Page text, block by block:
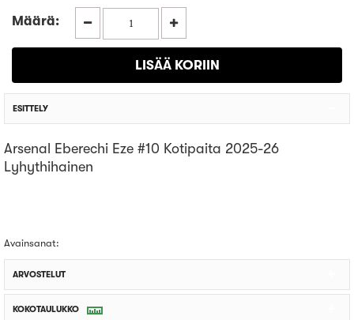
Määrä:
ESITTELY
Arsenal Eberechi Eze #10 Kotipaita 2025-26
Lyhythihainen
Avainsanat:
ARVOSTELUT
KOKOTAULUKKO